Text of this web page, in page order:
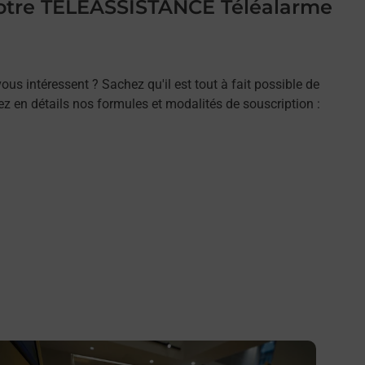
TELEASSISTANCE Téléalarme
intéressent ? Sachez qu'il est tout à fait possible de
en détails nos formules et modalités de souscription :
savoir plus